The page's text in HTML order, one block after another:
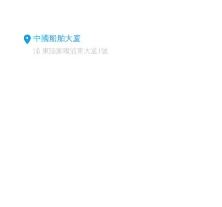
中國船舶大廈
浦 東陸家嘴浦東大道1號